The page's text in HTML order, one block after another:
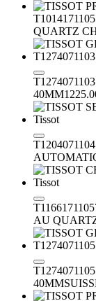
QUARTZ
40MM
AU
40MM